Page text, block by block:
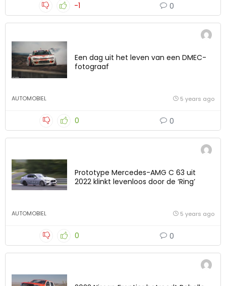
-1 0
Een dag uit het leven van een DMEC-
fotograaf
AUTOMOBIEL 5 years ago
0 0
Prototype Mercedes-AMG C 63 uit
2022 klinkt levenloos door de ‘Ring’
AUTOMOBIEL 5 years ago
0 0